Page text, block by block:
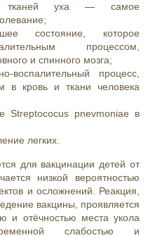
тканей уха — самое
состояние, которое
процессом,
и спинного мозга;
воспалительный процесс,
в кровь и ткани человека
Streptococus pnevmoniae в
легких.
для вакцинации детей от
низкой вероятностью
и осложнений. Реакция,
вакцины, проявляется
и отёчностью места укола
слабостью и